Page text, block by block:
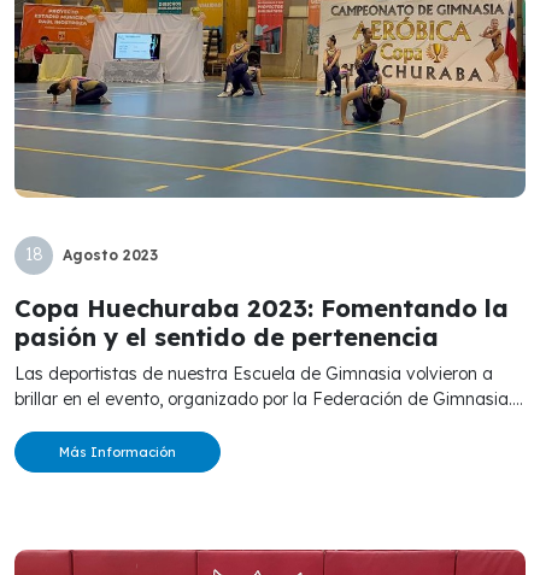
18 Agosto 2023
Copa Huechuraba 2023: Fomentando la
pasión y el sentido de pertenencia
Las deportistas de nuestra Escuela de Gimnasia volvieron a
brillar en el evento, organizado por la Federación de Gimnasia....
Más Información